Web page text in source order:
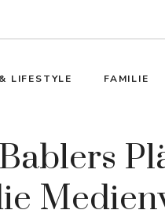
LIFESTYLE FAMILIE